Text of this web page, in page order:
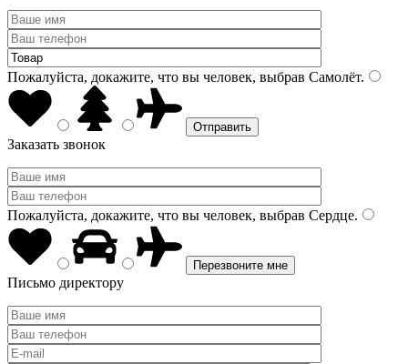
Пожалуйста, докажите, что вы человек, выбрав Самолёт.
Заказать звонок
Пожалуйста, докажите, что вы человек, выбрав Сердце.
Письмо директору